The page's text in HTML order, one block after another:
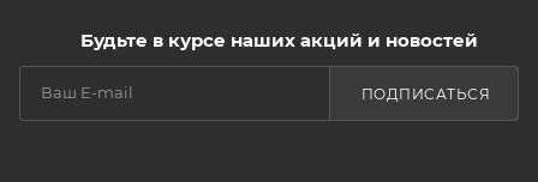
Будьте в курсе наших акций и новостей
ПОДПИСАТЬСЯ